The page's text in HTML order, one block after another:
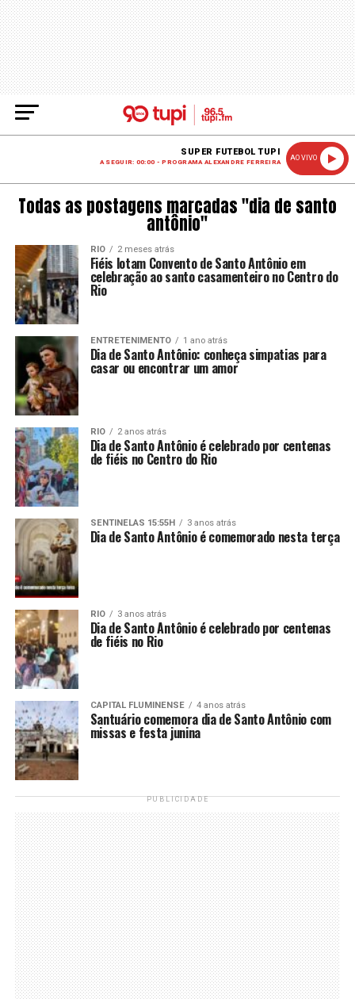
SUPER FUTEBOL TUPI
A SEGUIR: 00:00 - PROGRAMA ALEXANDRE FERREIRA
AO VIVO
Todas as postagens marcadas "dia de santo
antônio"
RIO 2 meses atrás
Fiéis lotam Convento de Santo Antônio em
celebração ao santo casamenteiro no Centro do
Rio
ENTRETENIMENTO 1 ano atrás
Dia de Santo Antônio: conheça simpatias para
casar ou encontrar um amor
RIO 2 anos atrás
Dia de Santo Antônio é celebrado por centenas
de fiéis no Centro do Rio
SENTINELAS 15:55H 3 anos atrás
Dia de Santo Antônio é comemorado nesta terça
RIO 3 anos atrás
Dia de Santo Antônio é celebrado por centenas
de fiéis no Rio
CAPITAL FLUMINENSE 4 anos atrás
Santuário comemora dia de Santo Antônio com
missas e festa junina
PUBLICIDADE